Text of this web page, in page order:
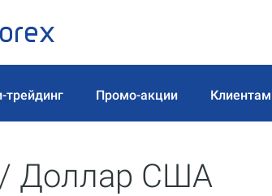
трейдинг Промо-акции Клиентам
/ Доллар США